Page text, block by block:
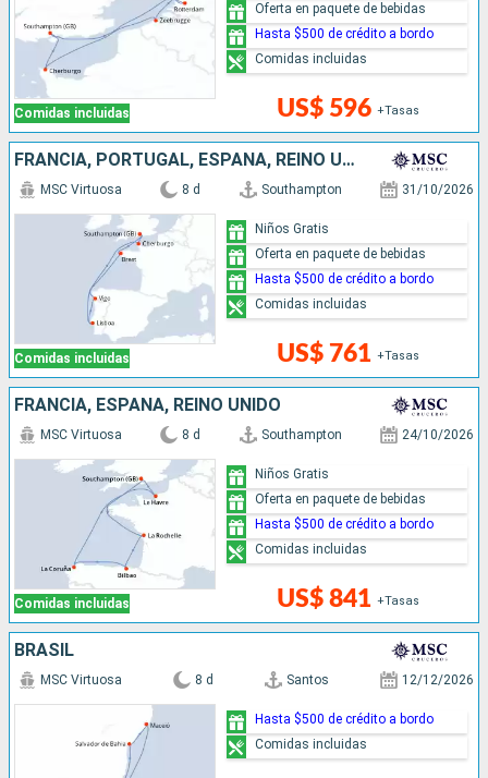
Comidas incluidas US$ 596 +Tasas
Oferta en paquete de bebidas
Hasta $500 de crédito a bordo
Comidas incluidas
FRANCIA, PORTUGAL, ESPAÑA, REINO UNIDO
Comidas incluidas
MSC Virtuosa 8 d Southampton 31/10/2026
US$ 761 +Tasas
Niños Gratis
Oferta en paquete de bebidas
Hasta $500 de crédito a bordo
Comidas incluidas
FRANCIA, ESPAÑA, REINO UNIDO
Comidas incluidas
MSC Virtuosa 8 d Southampton 24/10/2026
US$ 841 +Tasas
Niños Gratis
Oferta en paquete de bebidas
Hasta $500 de crédito a bordo
Comidas incluidas
BRASIL
MSC Virtuosa 8 d Santos 12/12/2026
Hasta $500 de crédito a bordo
Comidas incluidas